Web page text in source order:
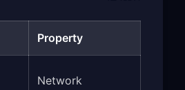
Property
Network